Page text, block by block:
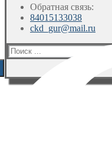
Обратная связь:
84015133038
ckd_gur@mail.ru
Искать: